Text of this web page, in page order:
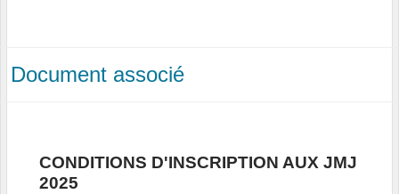
Document associé
CONDITIONS D'INSCRIPTION AUX JMJ
2025